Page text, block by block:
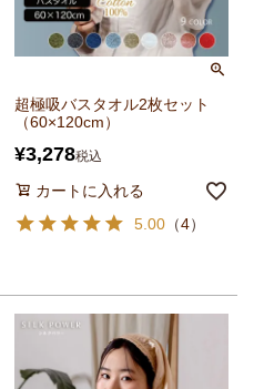
超極吸バスタオル2枚セット
（60×120cm）
¥3,278税込
カートに入れる
5.00 （4）